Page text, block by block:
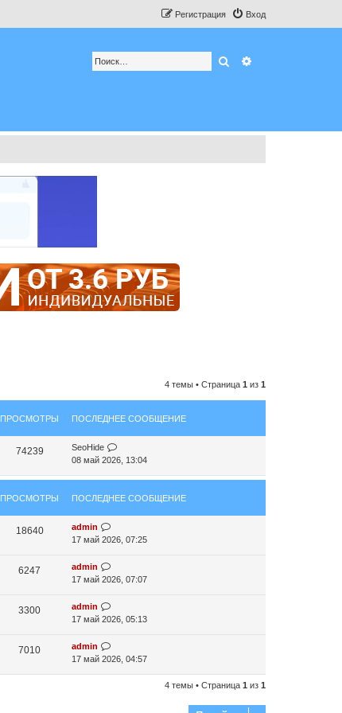
Вход
Регистрация
Поиск
4 темы • Страница 1 из 1
ПРОСМОТРЫ ПОСЛЕДНЕЕ СООБЩЕНИЕ
74239
SeoHide
08 май 2026, 13:04
ПРОСМОТРЫ ПОСЛЕДНЕЕ СООБЩЕНИЕ
18640
admin
17 май 2026, 07:25
6247
admin
17 май 2026, 07:07
3300
admin
17 май 2026, 05:13
7010
admin
17 май 2026, 04:57
4 темы • Страница 1 из 1